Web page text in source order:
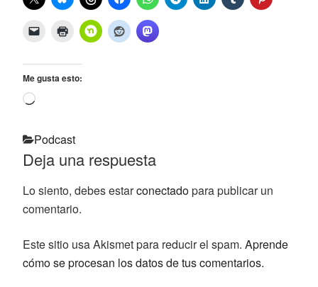
Me gusta esto:
Cargando...
Categorías
Podcast
Deja una respuesta
Lo siento, debes estarconectadopara publicar un
comentario.
Este sitio usa Akismet para reducir el spam. Aprende
cómo se procesan los datos de tus comentarios.